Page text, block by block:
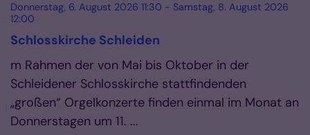
Donnerstag, 6. August 2026 11:30 - Samstag, 8. August 2026
12:00
Schlosskirche Schleiden
m Rahmen der von Mai bis Oktober in der
Schleidener Schlosskirche stattfindenden
„großen“ Orgelkonzerte finden einmal im Monat an
Donnerstagen um 11. ...